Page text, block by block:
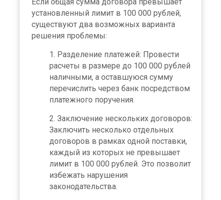
установленный лимит в 100 000 рублей,
существуют два возможных варианта
решения проблемы:
Разделение платежей: Провести
расчеты в размере до 100 000 рублей
наличными, а оставшуюся сумму
перечислить через банк посредством
платежного поручения.
Заключение нескольких договоров:
Заключить несколько отдельных
договоров в рамках одной поставки,
каждый из которых не превышает
лимит в 100 000 рублей. Это позволит
избежать нарушения
законодательства.